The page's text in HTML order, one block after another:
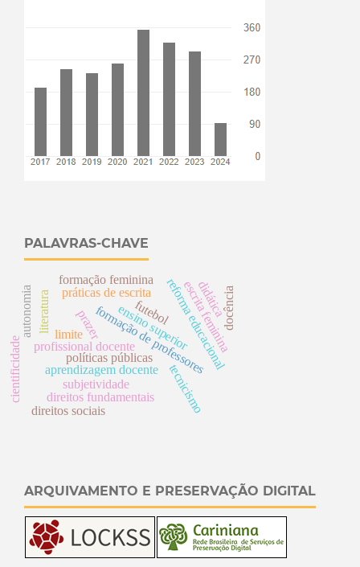
PALAVRAS-CHAVE
políticas públicas
f
o
r
m
a
ç
ã
od
e
p
r
o
f
e
s
s
o
r
e
s
profissional docente
aprendizagem docente reforma educacional
práticas de escrita
literatura
formação feminina escrita feminina
ensino superior
cientificidade tecnicismo
subjetividade
docência
direitos fundamentais
direitos sociais
didática
prazer
limite
autonomia futebol
ARQUIVAMENTO E PRESERVAÇÃO DIGITAL